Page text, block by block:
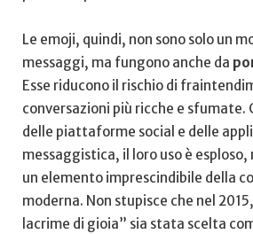
Le emoji,​ quindi, non⁣ sono solo un
messaggi, ma fungono anche ​da
Esse riducono il rischio di
conversazioni ‍più​ ricche e sfumate.
delle piattaforme‍ social⁣ e ‌delle
messaggistica, il ⁤loro uso‌ è⁤
un elemento ⁢imprescindibile della
⁢moderna. Non stupisce che nel
lacrime di ⁤gioia” sia stata scelta